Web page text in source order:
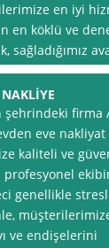
en iyi
en köklü ve
sağladığımız
şehrindeki firma
eve
kaliteli ve
genellikle
ve endişelerini